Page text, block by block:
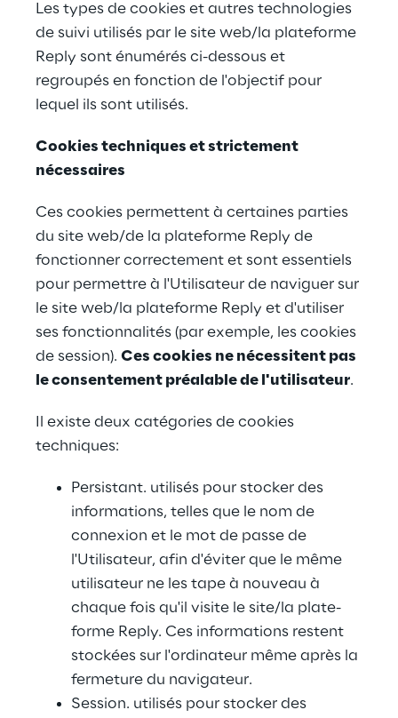
Les types de cookies et autres technologies
de suivi utilisés par le site web/la plateforme
Reply sont énumérés ci-dessous et
regroupés en fonction de l'objectif pour
lequel ils sont utilisés.
Cookies techniques et strictement
nécessaires
Ces cookies permettent à certaines parties
du site web/de la plateforme Reply de
fonctionner correctement et sont essentiels
pour permettre à l'Utilisateur de naviguer sur
le site web/la plateforme Reply et d'utiliser
ses fonctionnalités (par exemple, les cookies
de session). Ces cookies ne nécessitent pas
le consentement préalable de l'utilisateur.
Il existe deux catégories de cookies
techniques:
Persistant. utilisés pour stocker des
informations, telles que le nom de
connexion et le mot de passe de
l'Utilisateur, afin d'éviter que le même
utilisateur ne les tape à nouveau à
chaque fois qu'il visite le site/la plate-
forme Reply. Ces informations restent
stockées sur l'ordinateur même après la
fermeture du navigateur.
Session. utilisés pour stocker des